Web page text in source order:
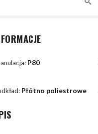
P80
Płótno poliestrowe